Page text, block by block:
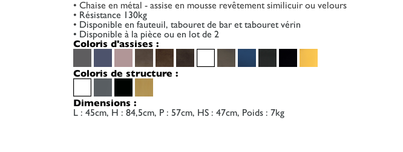
• Chaise en métal - assise en mousse revêtement similicuir ou velours
• Résistance 130kg
• Disponible en fauteuil, tabouret de bar et tabouret vérin
• Disponible à la pièce ou en lot de 2
Coloris d'assises :
Coloris de structure :
Dimensions :
L : 45cm, H : 84,5cm, P : 57cm, HS : 47cm, Poids : 7kg